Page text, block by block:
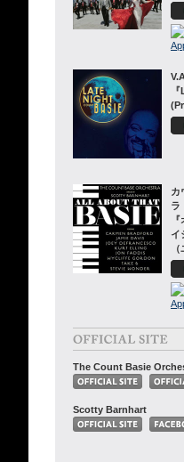
カ
ラ
イ
The Count Basie
Scotty Barnhart